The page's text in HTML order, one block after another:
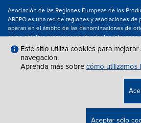
Asociación de las Regiones Europeas de los
AREPO es una red de regiones y asociaciones de
operan en el ámbito de las denominaciones de
como objetivo promover y defender los intereses
de los consumidores de las Regiones europeas
valorización de los productos agroalimentarios de
Síguenos en
AREPO | ALL RIGHTS
Este sitio utiliza cookies para
navegación.
Aprenda más sobre cómo utilizamos
Aceptar sólo